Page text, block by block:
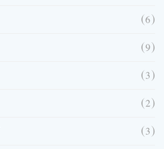
(6)
(9)
(3)
(2)
(3)